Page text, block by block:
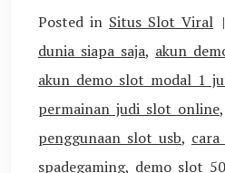
Posted in Situs Slot Viral
dunia siapa saja, akun
akun demo slot modal 1
permainan judi slot online,
penggunaan slot usb,
spadegaming, demo slot